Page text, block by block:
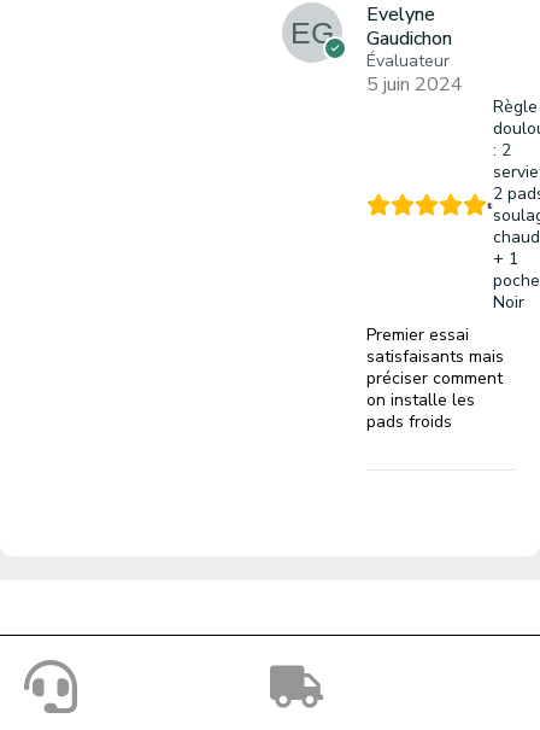
Evelyne
Gaudichon
Évaluateur
5 juin 2024
Règle
: 2
2
+ 1
Noir
Premier essai
satisfaisants mais
préciser comment
on installe les
pads froids